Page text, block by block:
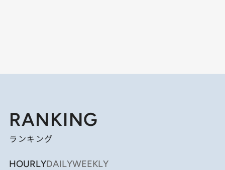
RANKING
ランキング
HOURLYDAILYWEEKLY